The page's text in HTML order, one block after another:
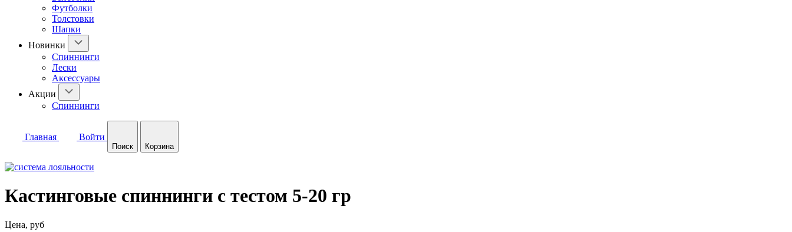
Футболки
Толстовки
Шапки
Новинки
Спиннинги
Лески
Аксессуары
Акции
Спиннинги
Главная Войти
Поиск Корзина
Кастинговые спиннинги с тестом 5-20 гр
Цена, руб